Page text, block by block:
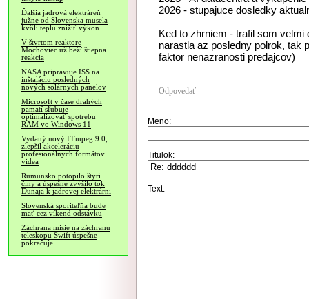
Ďalšia jadrová elektráreň
južne od Slovenska musela
kvôli teplu znížiť výkon
V štvrtom reaktore
Mochoviec už beží štiepna
reakcia
NASA pripravuje ISS na
inštaláciu posledných
nových solárnych panelov
Microsoft v čase drahých
pamätí sľubuje
optimalizovať spotrebu
RAM vo Windows 11
Vydaný nový FFmpeg 9.0,
zlepšil akceleráciu
profesionálnych formátov
videa
Rumunsko potopilo štyri
člny a úspešne zvýšilo tok
Dunaja k jadrovej elektrárni
Slovenská sporiteľňa bude
mať cez víkend odstávku
Záchrana misie na záchranu
teleskopu Swift úspešne
pokračuje
2026 - stupajuce dosledky
Ked to zhrniem - trafil som
narastla az posledny polrok, tak
faktor nenazranosti predajcov)
Odpovedať
Meno:
Titulok:
Text: